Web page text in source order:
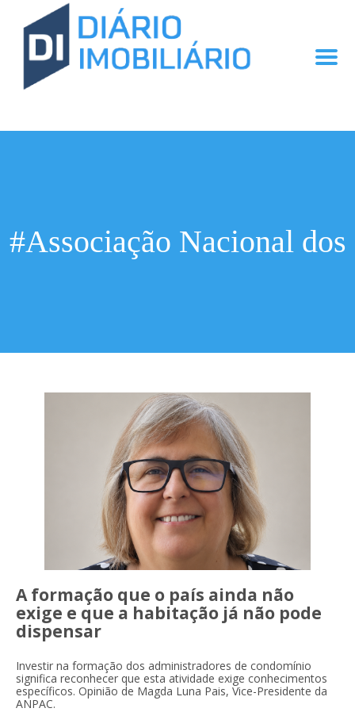
#Associação Nacional dos
Profissionais de
Administração de
A formação que o país ainda não
exige e que a habitação já não pode
dispensar
Investir na formação dos administradores de condomínio
significa reconhecer que esta atividade exige conhecimentos
específicos. Opinião de Magda Luna Pais, Vice-Presidente da
ANPAC.